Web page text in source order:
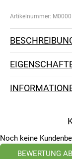
Artikelnummer:
Noch keine
BEWERTUNG